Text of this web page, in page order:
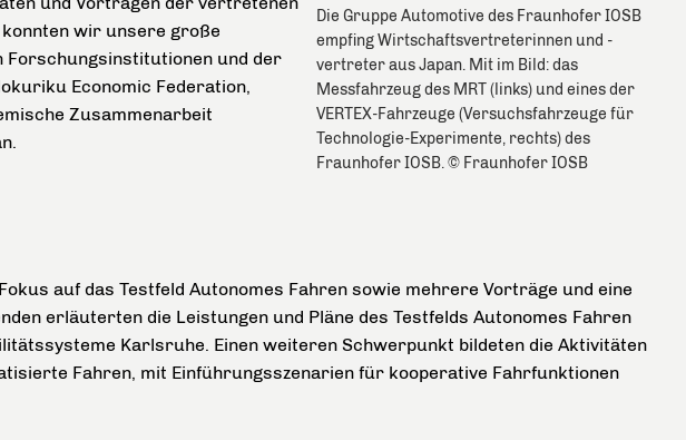
Die Gruppe Automotive des Fraunhofer IOSB
empfing Wirtschaftsvertreterinnen und -
vertreter aus Japan. Mit im Bild: das
Messfahrzeug des MRT (links) und eines der
VERTEX-Fahrzeuge (Versuchsfahrzeuge für
Technologie-Experimente, rechts) des
Fraunhofer IOSB. © Fraunhofer IOSB
wir unsere große
Forschungsinstitutionen und der
Economic Federation,
Zusammenarbeit
auf das Testfeld Autonomes Fahren sowie mehrere Vorträge und eine
erläuterten die Leistungen und Pläne des Testfelds Autonomes Fahren
Karlsruhe. Einen weiteren Schwerpunkt bildeten die Aktivitäten
Fahren, mit Einführungsszenarien für kooperative Fahrfunktionen